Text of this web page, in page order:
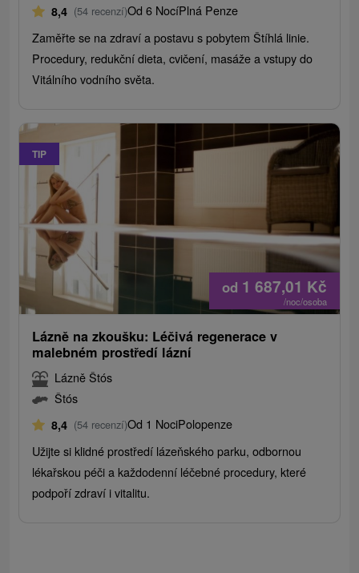
8,4 (54 recenzí)Od 6 NocíPlná Penze
Zaměřte se na zdraví a postavu s pobytem Štíhlá linie.
Procedury, redukční dieta, cvičení, masáže a vstupy do
Vitálního vodního světa.
TIP
od 1 687,01 Kč
/noc/osoba
Lázně na zkoušku: Léčivá regenerace v
malebném prostředí lázní
Lázně Štós
Štós
8,4 (54 recenzí)Od 1 NociPolopenze
Užijte si klidné prostředí lázeňského parku, odbornou
lékařskou péči a každodenní léčebné procedury, které
podpoří zdraví i vitalitu.